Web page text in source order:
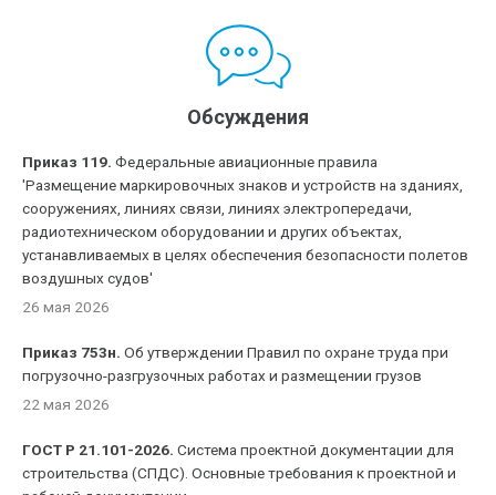
Обсуждения
Приказ 119. Федеральные авиационные правила
'Размещение маркировочных знаков и устройств на зданиях,
сооружениях, линиях связи, линиях электропередачи,
радиотехническом оборудовании и других объектах,
устанавливаемых в целях обеспечения безопасности полетов
воздушных судов'
26 мая 2026
Приказ 753н. Об утверждении Правил по охране труда при
погрузочно-разгрузочных работах и размещении грузов
22 мая 2026
ГОСТ Р 21.101-2026. Система проектной документации для
строительства (СПДС). Основные требования к проектной и